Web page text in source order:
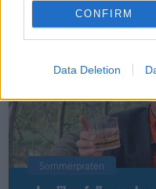
CONFIRM
Data Deletion
Sommerpraten